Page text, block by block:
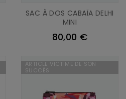
SAC À DOS CABAÏA DELHI
MINI
80,00 €
ARTICLE VICTIME DE SON
SUCCÈS